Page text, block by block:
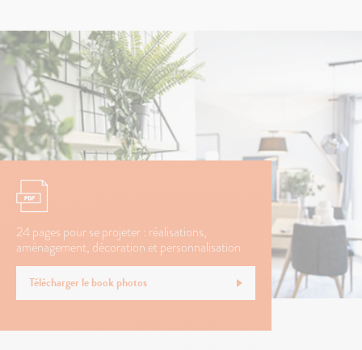
24 pages pour se projeter : réalisations,
aménagement, décoration et personnalisation
Télécharger le book photos